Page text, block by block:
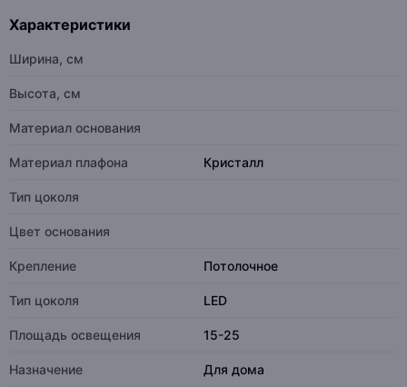
Характеристики
Ширина, см
Высота, см
Материал основания
Материал плафона Кристалл
Тип цоколя
Цвет основания
Крепление Потолочное
Тип цоколя LED
Площадь освещения 15-25
Назначение Для дома